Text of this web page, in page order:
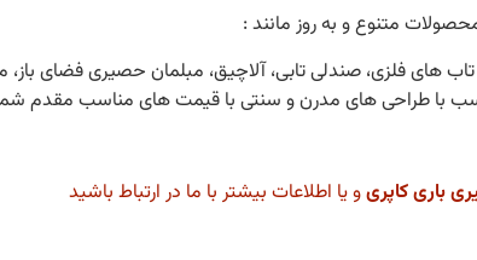
متنوع و به روز مانند :
تاب های فلزی، صندلی تابی، آلاچیق، مبلمان حصیری فضای
با طراحی های مدرن و سنتی با قیمت های مناسب مقدم شما
باری کاپریو یا اطلاعات بیشتر با ما در ارتباط باشید